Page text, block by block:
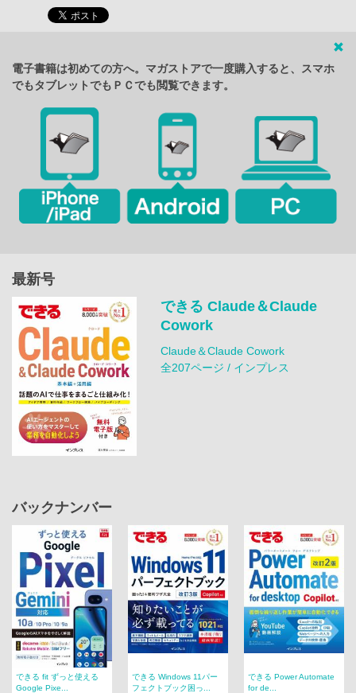
電子書籍は初めての方へ。マガストアで一度購入すると、スマホ
でもタブレットでもＰＣでも閲覧できます。
最新号
できる Claude＆Claude
Cowork
Claude＆Claude Cowork
全207ページ / インプレス
バックナンバー
できる fit ずっと使える
Google Pixe...
できる Windows 11パー
フェクトブック困っ...
できる Power Automate
for de...